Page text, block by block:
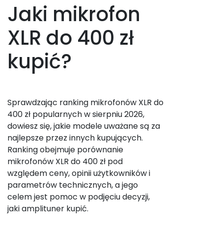
Jaki mikrofon
XLR do 400 zł
kupić?
Sprawdzając ranking mikrofonów XLR do
400 zł popularnych w sierpniu 2026,
dowiesz się, jakie modele uważane są za
najlepsze przez innych kupujących.
Ranking obejmuje porównanie
mikrofonów XLR do 400 zł pod
względem ceny, opinii użytkowników i
parametrów technicznych, a jego
celem jest pomoc w podjęciu decyzji,
jaki amplituner kupić.